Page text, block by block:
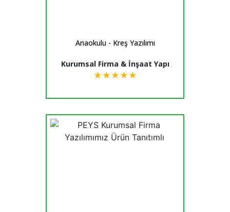
Anaokulu - Kreş Yazılımı
Kurumsal Firma & İnşaat Yapı
★ ★ ★ ★ ★